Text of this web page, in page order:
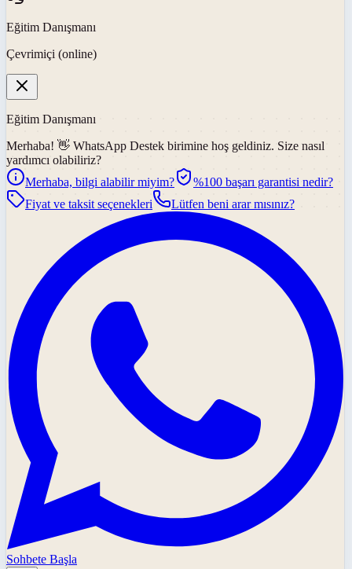
Eğitim Danışmanı
Çevrimiçi (online)
Eğitim Danışmanı
Merhaba! 👋 WhatsApp Destek birimine hoş geldiniz. Size nasıl
yardımcı olabiliriz?
Merhaba, bilgi alabilir miyim?
%100 başarı garantisi nedir?
Fiyat ve taksit seçenekleri
Lütfen beni arar mısınız?
Sohbete Başla